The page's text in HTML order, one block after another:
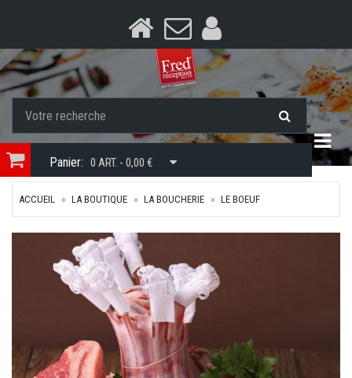
Panier: 0 ART. - 0,00 €
ACCUEIL LA BOUTIQUE LA BOUCHERIE LE BOEUF